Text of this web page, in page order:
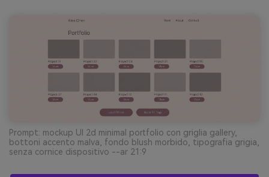
Prompt: mockup UI 2d minimal portfolio con griglia gallery,
bottoni accento malva, fondo blush morbido, tipografia grigia,
senza cornice dispositivo --ar 21:9